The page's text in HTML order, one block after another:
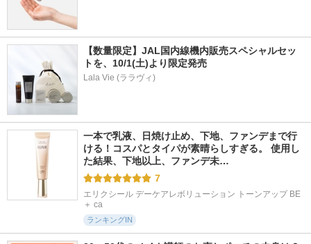
【数量限定】JAL国内線機内販売スペシャルセッ
トを、10/1(土)より限定発売
Lala Vie (ララヴィ)
一本で乳液、日焼け止め、下地、ファンデまで行
ける！コスパとタイパが素晴らしすぎる。 使用し
た結果、下地以上、ファンデ未…
7
エリクシール デーケアレボリューション トーンアップ BE
＋ ca
ランキングIN